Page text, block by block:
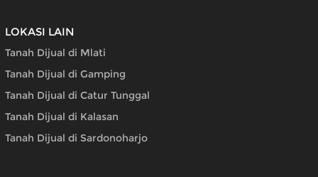
LOKASI LAIN
Tanah Dijual di Mlati
Tanah Dijual di Gamping
Tanah Dijual di Catur Tunggal
Tanah Dijual di Kalasan
Tanah Dijual di Sardonoharjo